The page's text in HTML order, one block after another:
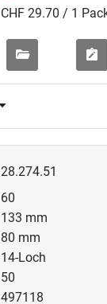
CHF 29.70 / 1
28.274.51
60
133 mm
80 mm
14-Loch
50
497118